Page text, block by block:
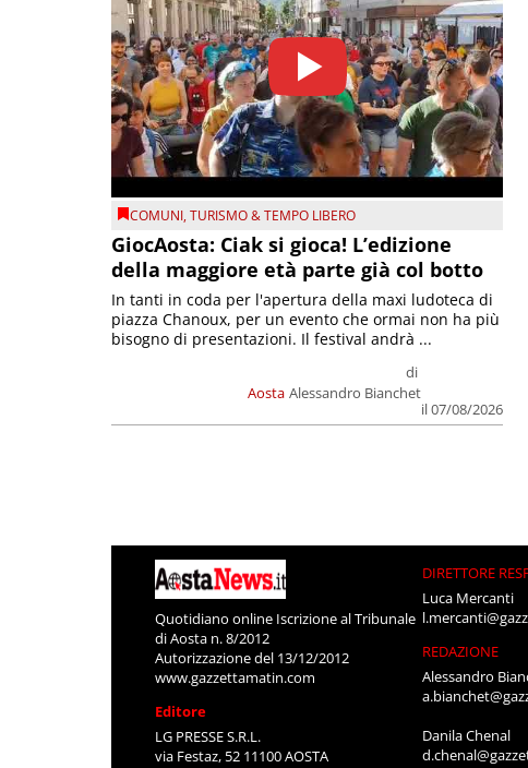
COMUNI,TURISMO & TEMPO LIBERO
GiocAosta: Ciak si gioca! L’edizione
della maggiore età parte già col botto
Aosta
di
Alessandro Bianchet
il 07/08/2026
In tanti in coda per l'apertura della maxi ludoteca di
piazza Chanoux, per un evento che ormai non ha più
bisogno di presentazioni. Il festival andrà ...
Quotidiano online Iscrizione al Tribunale
di Aosta n. 8/2012
Autorizzazione del 13/12/2012
www.gazzettamatin.com
Editore
LG PRESSE S.R.L.
via Festaz, 52 11100 AOSTA
DIRETTORE
Luca Mercanti
REDAZIONE
Alessandro
Danila Chenal